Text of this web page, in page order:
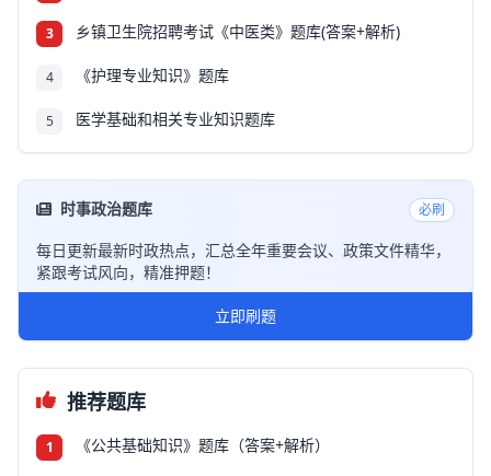
3 乡镇卫生院招聘考试《中医类》题库(答案+解析)
4 《护理专业知识》题库
5 医学基础和相关专业知识题库
时事政治题库 必刷
每日更新最新时政热点，汇总全年重要会议、政策文件精华，
紧跟考试风向，精准押题！
立即刷题
推荐题库
1 《公共基础知识》题库（答案+解析）